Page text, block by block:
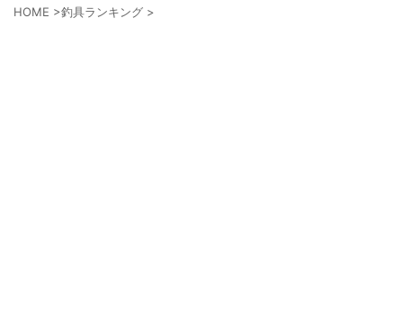
HOME >釣具ランキング >